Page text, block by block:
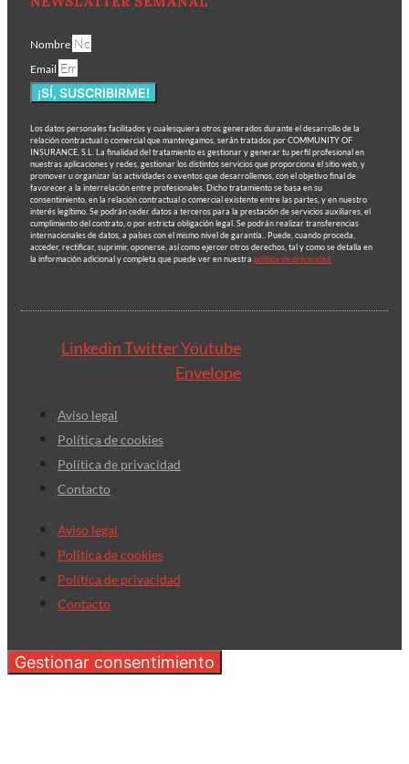
Nombre
Email
¡SÍ, SUSCRIBIRME!
Los datos personales facilitados y cualesquiera otros generados durante el desarrollo de la
relación contractual o comercial que mantengamos, serán tratados por COMMUNITY OF
INSURANCE, S.L. La finalidad del tratamiento es gestionar y generar tu perfil profesional en
nuestras aplicaciones y redes, gestionar los distintos servicios que proporciona el sitio web, y
promover u organizar las actividades o eventos que desarrollemos, con el objetivo final de
favorecer a la interrelación entre profesionales. Dicho tratamiento se basa en su
consentimiento, en la relación contractual o comercial existente entre las partes, y en nuestro
interés legítimo. Se podrán ceder datos a terceros para la prestación de servicios auxiliares, el
cumplimiento del contrato, o por estricta obligación legal. Se podrán realizar transferencias
internacionales de datos, a países con el mismo nivel de garantía.. Puede, cuando proceda,
acceder, rectificar, suprimir, oponerse, así como ejercer otros derechos, tal y como se detalla en
la información adicional y completa que puede ver en nuestra política de privacidad.
LinkedinTwitterYoutube
Envelope
Aviso legal
Política de cookies
Política de privacidad
Contacto
Aviso legal
Política de cookies
Política de privacidad
Contacto
Gestionar consentimiento